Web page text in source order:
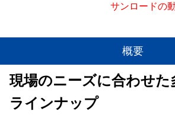
サンロードの
概要
現場のニーズに合わせた
ラインナップ